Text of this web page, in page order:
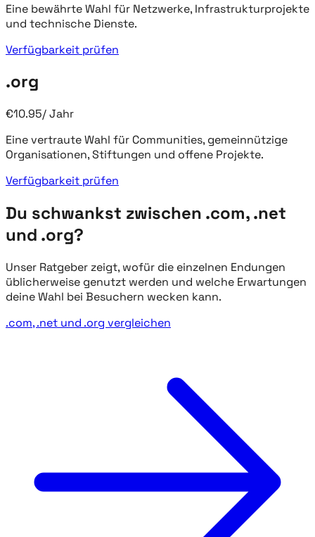
Eine bewährte Wahl für Netzwerke, Infrastrukturprojekte
und technische Dienste.
Verfügbarkeit prüfen
.org
€10.95/Jahr
Eine vertraute Wahl für Communities, gemeinnützige
Organisationen, Stiftungen und offene Projekte.
Verfügbarkeit prüfen
Du schwankst zwischen .com, .net
und .org?
Unser Ratgeber zeigt, wofür die einzelnen Endungen
üblicherweise genutzt werden und welche Erwartungen
deine Wahl bei Besuchern wecken kann.
.com, .net und .org vergleichen